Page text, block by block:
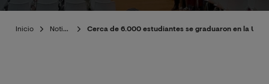
Inicio Noticias Cerca de 6.000 estudiantes se graduaron en la